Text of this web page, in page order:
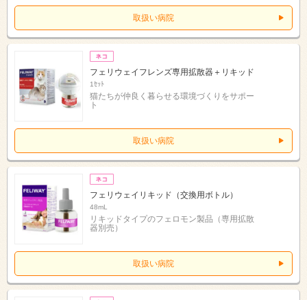
取扱い病院
フェリウェイフレンズ専用拡散器＋リキッド
1ｾｯﾄ
猫たちが仲良く暮らせる環境づくりをサポー
ト
取扱い病院
フェリウェイリキッド（交換用ボトル）
48mL
リキッドタイプのフェロモン製品（専用拡散
器別売）
取扱い病院